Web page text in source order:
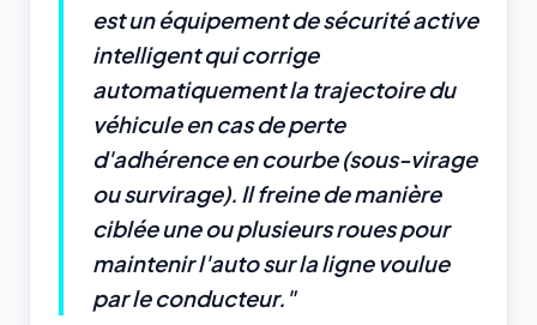
est un équipement de sécurité active
intelligent qui corrige
automatiquement la trajectoire du
véhicule en cas de perte
d'adhérence en courbe (sous-virage
ou survirage). Il freine de manière
ciblée une ou plusieurs roues pour
maintenir l'auto sur la ligne voulue
par le conducteur."